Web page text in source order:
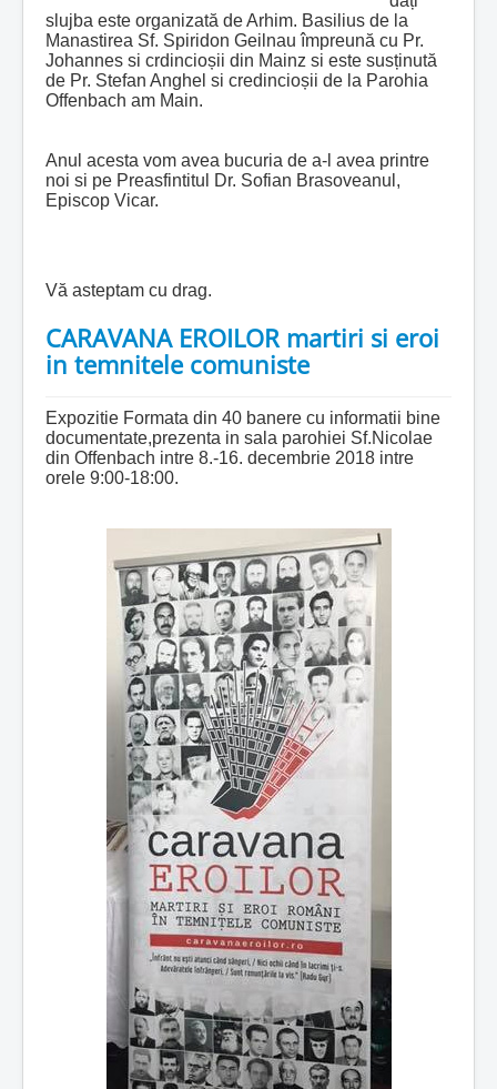
slujba este organizată de Arhim. Basilius de la
Manastirea Sf. Spiridon Geilnau împreună cu Pr.
Johannes si crdincioșii din Mainz si este susținută
de Pr. Stefan Anghel si credincioșii de la Parohia
Offenbach am Main.
Anul acesta vom avea bucuria de a-l avea printre
noi si pe Preasfintitul Dr. Sofian Brasoveanul,
Episcop Vicar.
Vă asteptam cu drag.
CARAVANA EROILOR martiri si eroi
in temnitele comuniste
Expozitie Formata din 40 banere cu informatii bine
documentate,prezenta in sala parohiei Sf.Nicolae
din Offenbach intre 8.-16. decembrie 2018 intre
orele 9:00-18:00.